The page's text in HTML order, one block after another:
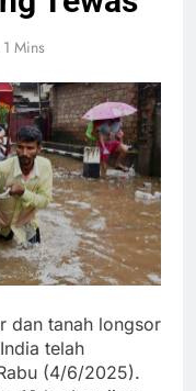
1 Mins
dan tanah longsor
telah
(4/6/2025).